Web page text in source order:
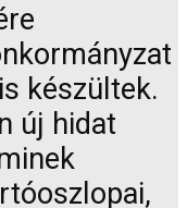
készültek.
új hidat